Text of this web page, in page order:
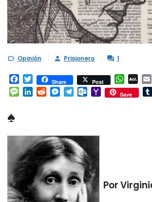
 Opinión  Prisionero  1
Facebook
TwitterShare Post
AOL
Mail
Message
LinkedInRedditMessenger
TelegramOutlook.com
YahooSave
♠
Por